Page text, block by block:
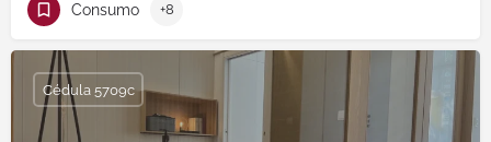
Consumo +8
Cédula 5709c